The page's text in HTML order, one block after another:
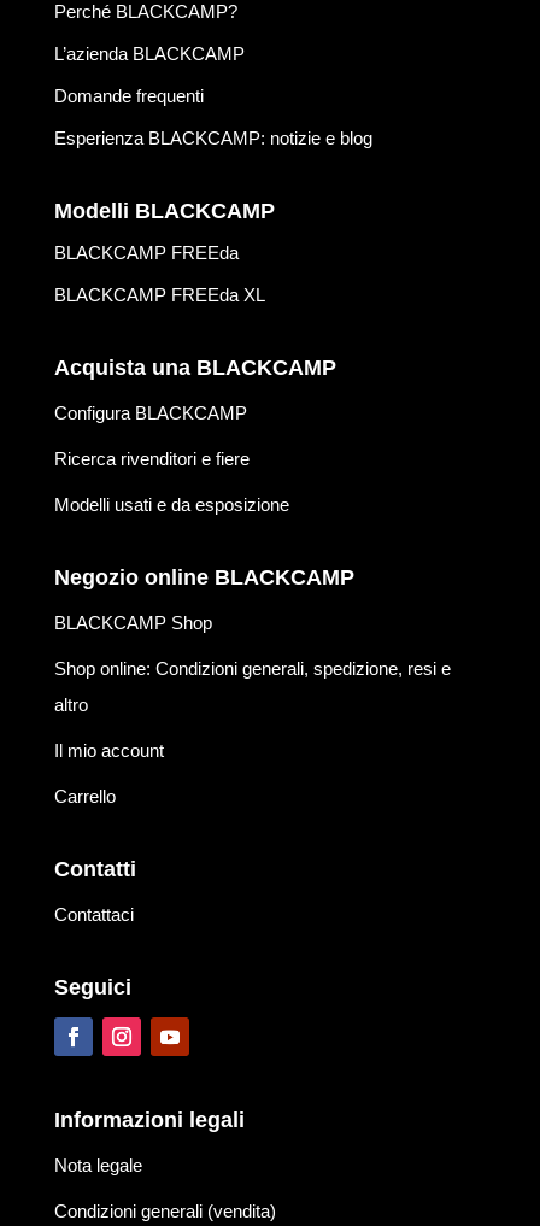
Perché BLACKCAMP?
L’azienda BLACKCAMP
Domande frequenti
Esperienza BLACKCAMP: notizie e blog
Modelli BLACKCAMP
BLACKCAMP FREEda
BLACKCAMP FREEda XL
Acquista una BLACKCAMP
Configura BLACKCAMP
Ricerca rivenditori e fiere
Modelli usati e da esposizione
Negozio online BLACKCAMP
BLACKCAMP Shop
Shop online: Condizioni generali, spedizione, resi e
altro
Il mio account
Carrello
Contatti
Contattaci
Seguici
Informazioni legali
Nota legale
Condizioni generali (vendita)